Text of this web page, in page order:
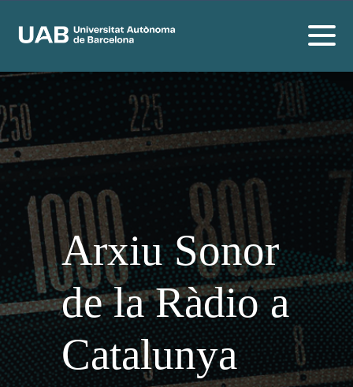
Arxiu Sonor
de la Ràdio a
Catalunya